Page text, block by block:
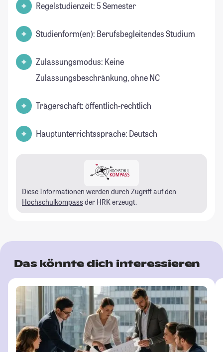
Regelstudienzeit: 5 Semester
Studienform(en): Berufsbegleitendes Studium
Zulassungsmodus: Keine
Zulassungsbeschränkung, ohne NC
Trägerschaft: öffentlich-rechtlich
Hauptunterrichtssprache: Deutsch
Diese Informationen werden durch Zugriff auf den
Hochschulkompass der HRK erzeugt.
Das könnte dich interessieren